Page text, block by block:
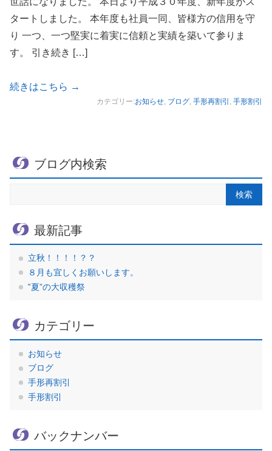
タートしました。 本年度も社員一同、皆様方の信用を守
り 一つ、一つ堅実に着実に信頼と実績を築いて参りま
す。 引き続き […]
続きはこちら →
カテゴリー:お知らせ, ブログ, 手形再割引 , 手形割引
ブログ内検索
最新記事
立秋！！！！？？
８月も宜しくお願いします。
‟夏”の大収穫祭
カテゴリー
お知らせ
ブログ
手形再割引
手形割引
バックナンバー